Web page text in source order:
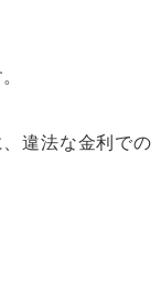
違法な金利での